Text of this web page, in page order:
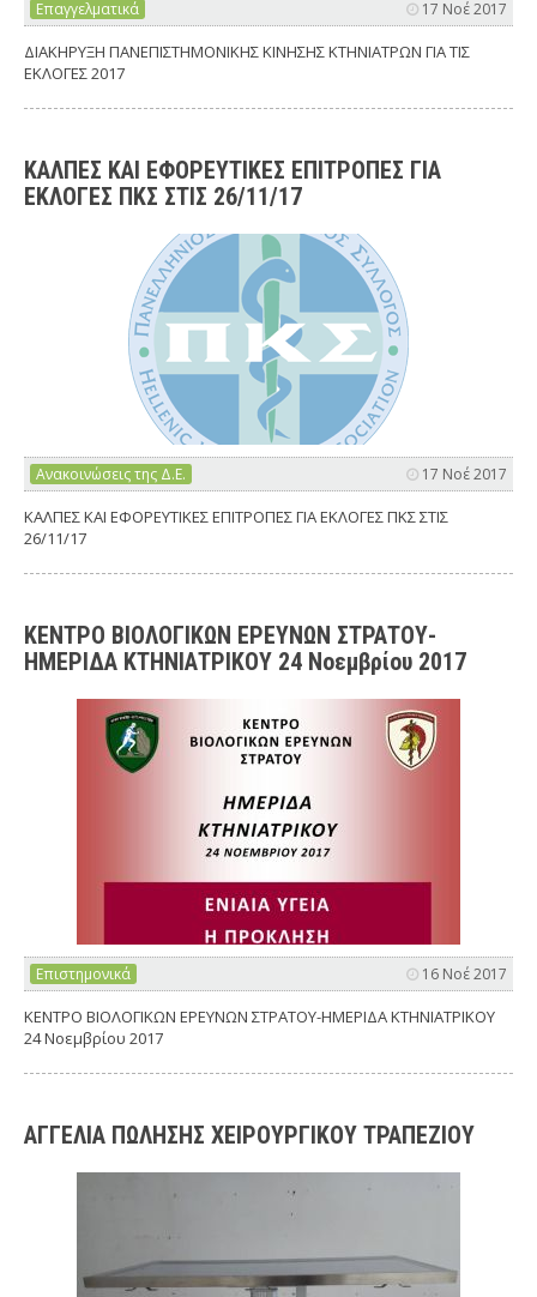
Επαγγελματικά 17 Νοέ 2017
ΔΙΑΚΗΡΥΞΗ ΠΑΝΕΠΙΣΤΗΜΟΝΙΚΗΣ ΚΙΝΗΣΗΣ ΚΤΗΝΙΑΤΡΩΝ ΓΙΑ ΤΙΣ
ΕΚΛΟΓΕΣ 2017
ΚΑΛΠΕΣ ΚΑΙ ΕΦΟΡΕΥΤΙΚΕΣ ΕΠΙΤΡΟΠΕΣ ΓΙΑ
ΕΚΛΟΓΕΣ ΠΚΣ ΣΤΙΣ 26/11/17
Ανακοινώσεις της Δ.Ε. 17 Νοέ 2017
ΚΑΛΠΕΣ ΚΑΙ ΕΦΟΡΕΥΤΙΚΕΣ ΕΠΙΤΡΟΠΕΣ ΓΙΑ ΕΚΛΟΓΕΣ ΠΚΣ ΣΤΙΣ
26/11/17
ΚΕΝΤΡΟ ΒΙΟΛΟΓΙΚΩΝ ΕΡΕΥΝΩΝ ΣΤΡΑΤΟΥ-
ΗΜΕΡΙΔΑ ΚΤΗΝΙΑΤΡΙΚΟΥ 24 Νοεμβρίου 2017
Επιστημονικά 16 Νοέ 2017
ΚΕΝΤΡΟ ΒΙΟΛΟΓΙΚΩΝ ΕΡΕΥΝΩΝ ΣΤΡΑΤΟΥ-ΗΜΕΡΙΔΑ ΚΤΗΝΙΑΤΡΙΚΟΥ
24 Νοεμβρίου 2017
ΑΓΓΕΛΙΑ ΠΩΛΗΣΗΣ ΧΕΙΡΟΥΡΓΙΚΟΥ ΤΡΑΠΕΖΙΟΥ